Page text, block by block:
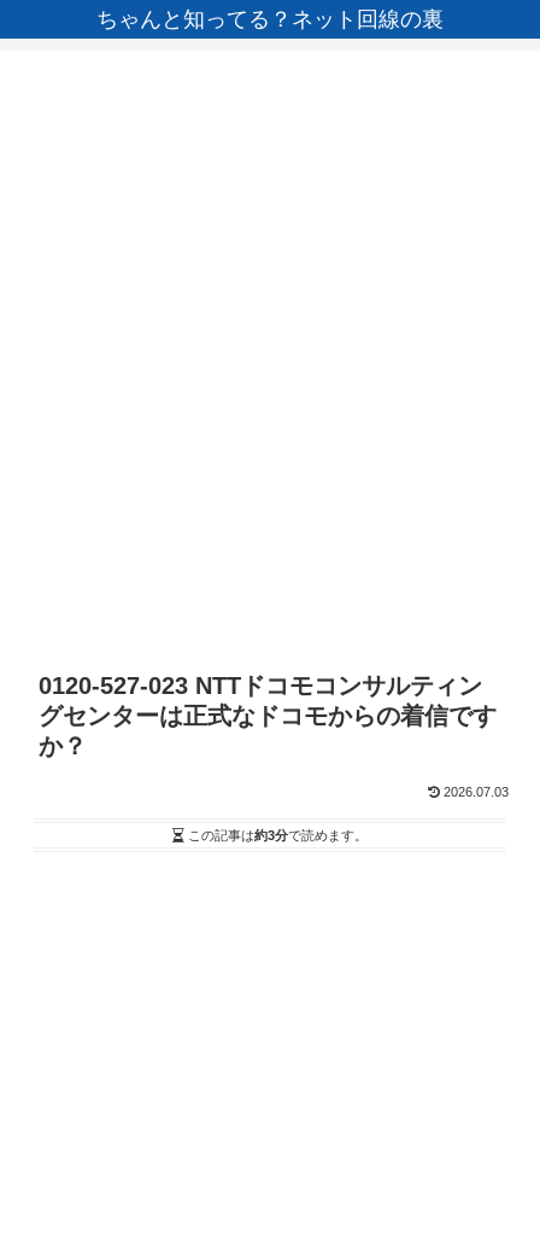
ちゃんと知ってる？ネット回線の裏
0120-527-023 NTTドコモコンサルティン
グセンターは正式なドコモからの着信です
か？
2026.07.03
この記事は約3分で読めます。